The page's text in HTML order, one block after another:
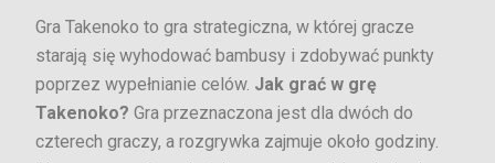
Gra Takenoko to gra strategiczna, w której gracze
starają się wyhodować bambusy i zdobywać punkty
poprzez wypełnianie celów. Jak grać w grę
Takenoko? Gra przeznaczona jest dla dwóch do
czterech graczy, a rozgrywka zajmuje około godziny.